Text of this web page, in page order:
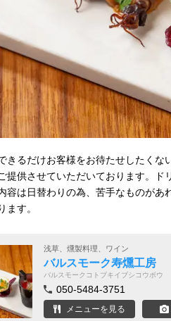
きるだけお客様をお待たせしたく
提供させていただいております。
容は日替わりの為、苦手なものが
ます。
浅草、燻製料理、ワイン
バルスモーク寿燻工房
バルスモークコトブキイブシコウボウ
050-5484-3751
メニューを見る